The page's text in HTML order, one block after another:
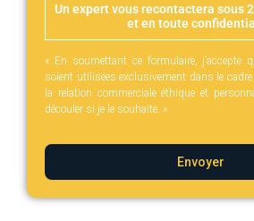
Un expert vous recontactera sous
et en toute
« En soumettant ce formulaire, j’accepte
soient utilisées exclusivement dans le
la relation commerciale éthique et
découler si je le souhaite. »
Envoyer